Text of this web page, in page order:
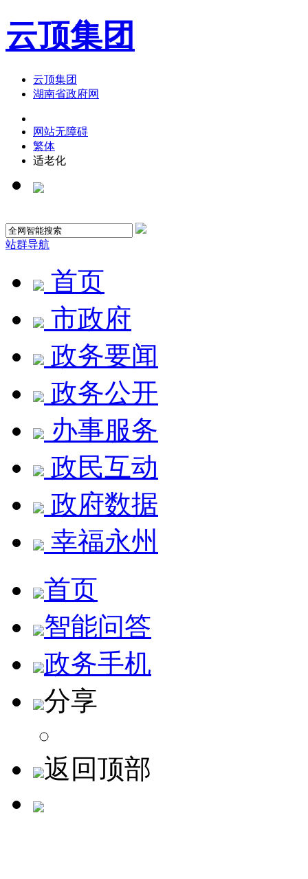
云顶集团
云顶集团
湖南省政府网
网站无障碍
繁体
适老化
站群导航
首页
市政府
政务要闻
政务公开
办事服务
政民互动
政府数据
幸福永州
首页
智能问答
政务手机
分享
返回顶部